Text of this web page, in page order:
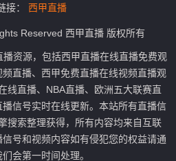
接： 西甲直播
Reserved 西甲直播 版权所有
资源，包括西甲直播在线直播免费观
直播、西甲免费直播在线视频直播观
线直播、NBA直播、欧洲五大联赛直
信号实时在线更新。本站所有直播信
搜索整理获得，所有内容均来自互联
号和视频内容如有侵犯您的权益请通
会第一时间处理。